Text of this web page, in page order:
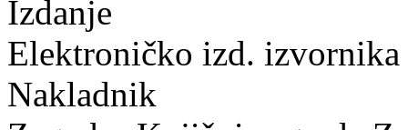
Izdanje
Elektroničko izd.
Nakladnik